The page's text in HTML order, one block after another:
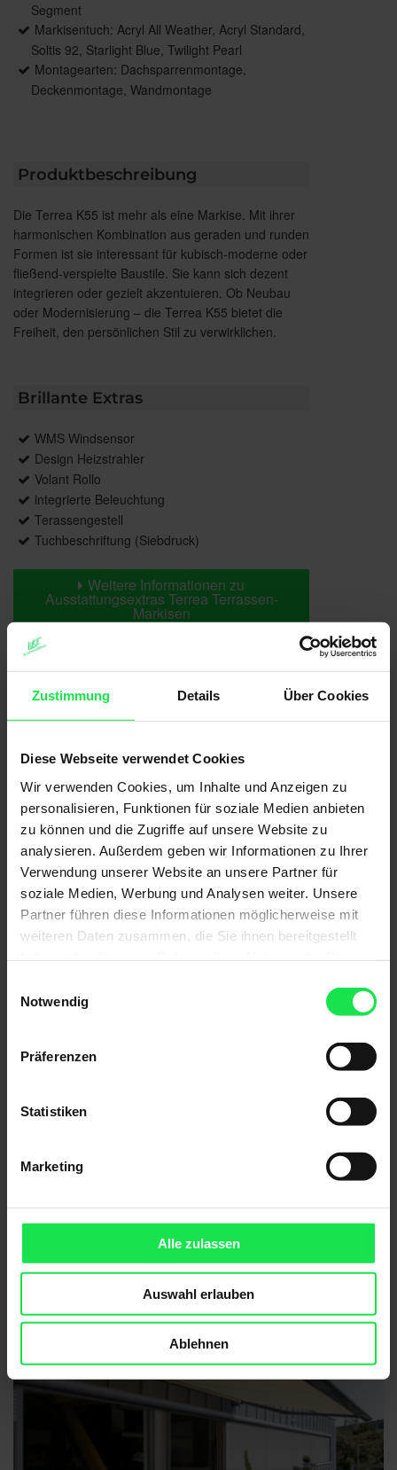
Zustimmung Details Über Cookies
Diese Webseite verwendet Cookies
Wir verwenden Cookies, um Inhalte und Anzeigen zu
personalisieren, Funktionen für soziale Medien anbieten
zu können und die Zugriffe auf unsere Website zu
analysieren. Außerdem geben wir Informationen zu Ihrer
Verwendung unserer Website an unsere Partner für
soziale Medien, Werbung und Analysen weiter. Unsere
Partner führen diese Informationen möglicherweise mit
weiteren Daten zusammen, die Sie ihnen bereitgestellt
Notwendig
Präferenzen
Statistiken
Marketing
Alle zulassen
Auswahl erlauben
Ablehnen
Segment
Markisentuch: Acryl All Weather, Acryl Standard,
Soltis 92, Starlight Blue, Twilight Pearl
Montagearten: Dachsparrenmontage,
Deckenmontage, Wandmontage
Produktbeschreibung
Die Terrea K55 ist mehr als eine Markise. Mit ihrer
harmonischen Kombination aus geraden und runden
Formen ist sie interessant für kubisch-moderne oder
fließend-verspielte Baustile. Sie kann sich dezent
integrieren oder gezielt akzentuieren. Ob Neubau
oder Modernisierung – die Terrea K55 bietet die
Freiheit, den persönlichen Stil zu verwirklichen.
Brillante Extras
WMS Windsensor
Design Heizstrahler
Volant Rollo
integrierte Beleuchtung
Terassengestell
Tuchbeschriftung (Siebdruck)
Weitere Informationen zu
Ausstattungsextras Terrea Terrassen-
Markisen
Farben & Stoffe
Weitere Informationen
Das könnte Sie auch interessieren